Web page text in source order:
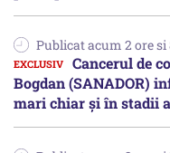
Publicat acum 2 ore
Cancerul de
Bogdan (SANADOR)
mari chiar și în stadii